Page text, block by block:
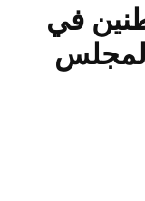
في